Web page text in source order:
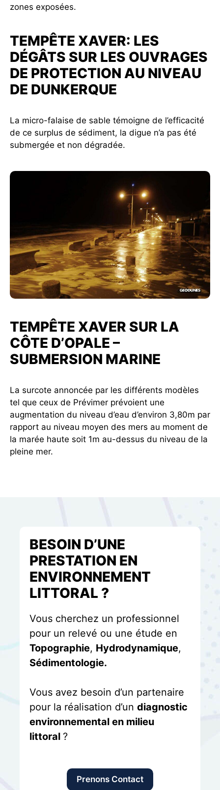
zones exposées.
TEMPÊTE XAVER: LES
DÉGÂTS SUR LES OUVRAGES
DE PROTECTION AU NIVEAU
DE DUNKERQUE
La micro-falaise de sable témoigne de l’efficacité
de ce surplus de sédiment, la digue n’a pas été
submergée et non dégradée.
TEMPÊTE XAVER SUR LA
CÔTE D’OPALE –
SUBMERSION MARINE
La surcote annoncée par les différents modèles
tel que ceux de Prévimer prévoient une
augmentation du niveau d’eau d’environ 3,80m par
rapport au niveau moyen des mers au moment de
la marée haute soit 1m au-dessus du niveau de la
pleine mer.
BESOIN D’UNE
PRESTATION EN
ENVIRONNEMENT
LITTORAL ?
Vous cherchez un professionnel
pour un relevé ou une étude en
Topographie, Hydrodynamique,
Sédimentologie.
Vous avez besoin d’un partenaire
pour la réalisation d’un diagnostic
environnemental en milieu
littoral ?
Prenons Contact